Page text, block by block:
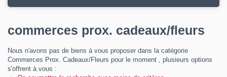
Guide de l'immo
Contact
commerces prox. cadeaux/fleurs
Nous n'avons pas de biens à vous proposer dans la catégorie
Commerces Prox. Cadeaux/Fleurs pour le moment , plusieurs options
s'offrent à vous :